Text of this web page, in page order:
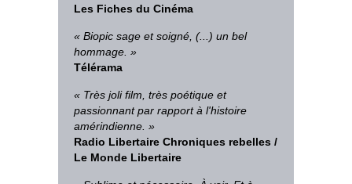
Les Fiches du Cinéma
« Biopic sage et soigné, (...) un bel
hommage. »
Télérama
« Très joli film, très poétique et
passionnant par rapport à l'histoire
amérindienne. »
Radio Libertaire Chroniques rebelles /
Le Monde Libertaire